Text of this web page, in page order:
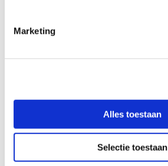
Marketing
Alles toestaan
Selectie toestaan